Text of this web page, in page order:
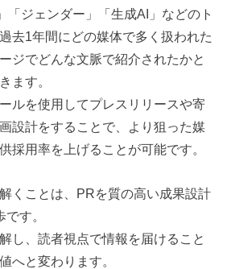
「ジェンダー」「生成AI」などのト
去1年間にどの媒体で多く扱われた
ジでどんな文脈で紹介されたかと
ます。
ルを使用してプレスリリースや寄
設計をすることで、より狙った媒
採用率を上げることが可能です。
くことは、PRを質の高い成果設計
す。
し、読者視点で情報を届けること
へと変わります。